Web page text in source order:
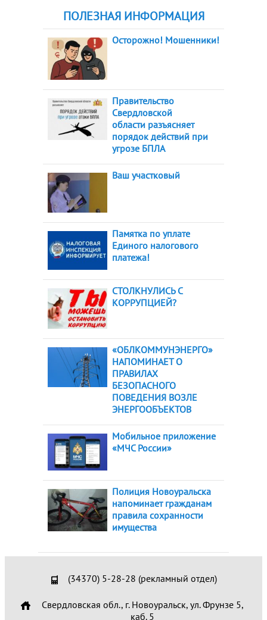
ПОЛЕЗНАЯ ИНФОРМАЦИЯ
Осторожно! Мошенники!
Правительство
Свердловской
области разъясняет
порядок действий при
угрозе БПЛА
Ваш участковый
Памятка по уплате
Единого налогового
платежа!
СТОЛКНУЛИСЬ С
КОРРУПЦИЕЙ?
«ОБЛКОММУНЭНЕРГО»
НАПОМИНАЕТ О
ПРАВИЛАХ
БЕЗОПАСНОГО
ПОВЕДЕНИЯ ВОЗЛЕ
ЭНЕРГООБЪЕКТОВ
Мобильное приложение
«МЧС России»
Полиция Новоуральска
напоминает гражданам
правила сохранности
имущества
(34370) 5-28-28 (рекламный отдел)
Свердловская обл., г. Новоуральск, ул. Фрунзе 5,
каб. 5